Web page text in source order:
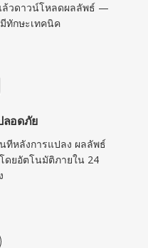
ล้วดาวน์โหลดผลลัพธ์ —
ทักษะเทคนิค
ลอดภัย
ทีหลังการแปลง ผลลัพธ์
ดยอัตโนมัติภายใน 24